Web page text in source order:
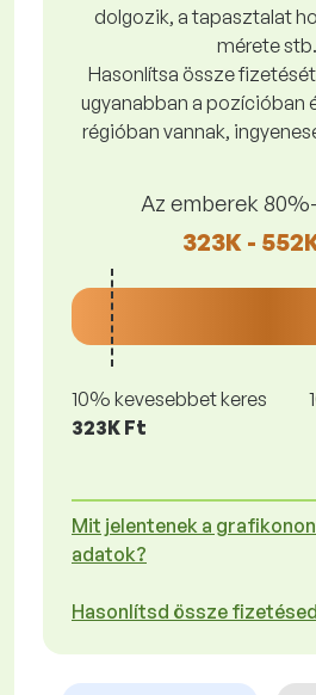
dolgozik, a tapasztalat
mérete stb.
Hasonlítsa össze
ugyanabban a pozícióban
régióban vannak,
Az emberek
323K -
10% kevesebbet keres
323K Ft
Mit jelentenek a
adatok?
Hasonlítsd össze